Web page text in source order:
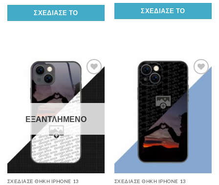
ΣΧΕΔΊΑΣΕ ΤΟ ΣΧΕΔΊΑΣΕ ΤΟ
Add to
Wishlist
ΕΞΑΝΤΛΗΜΈΝΟ
ΣΧΕΔΊΑΣΕ ΘΉΚΗ IPHONE 13
Add to
Wishlist
ΣΧΕΔΊΑΣΕ ΘΉΚΗ IPHONE 13